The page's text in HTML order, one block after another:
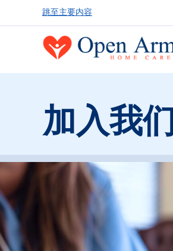
跳至主要内容
加入我